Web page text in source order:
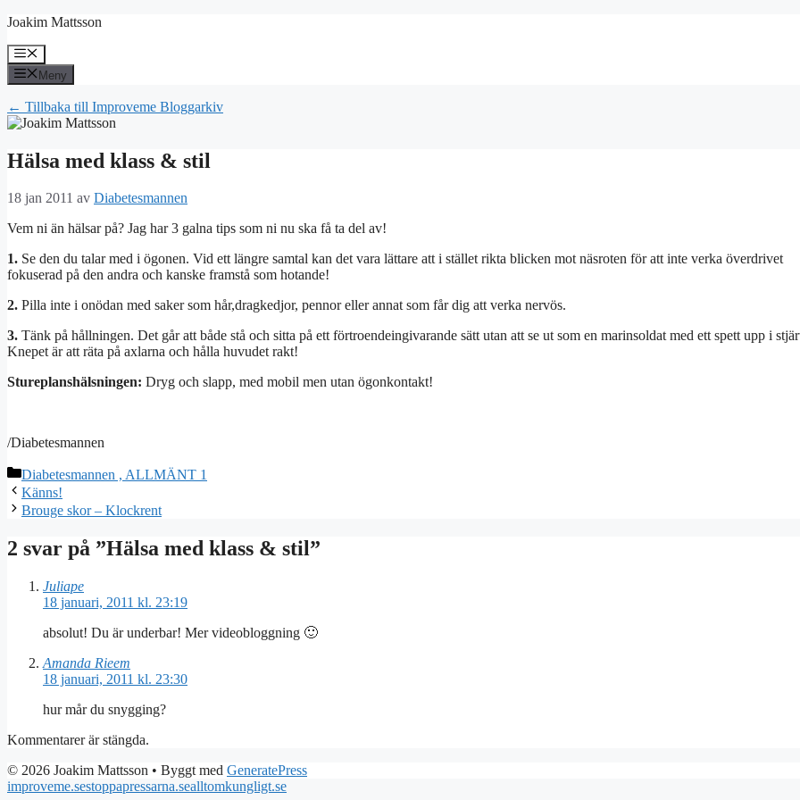
Hoppa
innehåll
Joakim Mattsson
Meny
Meny
← Tillbaka till Improveme Bloggarkiv
Hälsa med klass & stil
18 jan 2011 av Diabetesmannen
Vem ni än hälsar på? Jag har 3 galna tips som ni nu ska få ta del av!
1. Se den du talar med i ögonen. Vid ett längre samtal kan det vara lättare att i stället rikta blicken mot näsroten för att inte verka överdrivet
fokuserad på den andra och kanske framstå som hotande!
2. Pilla inte i onödan med saker som hår,dragkedjor, pennor eller annat som får dig att verka nervös.
3. Tänk på hållningen. Det går att både stå och sitta på ett förtroendeingivarande sätt utan att se ut som en marinsoldat med ett spett upp i
Knepet är att räta på axlarna och hålla huvudet rakt!
Stureplanshälsningen: Dryg och slapp, med mobil men utan ögonkontakt!
/Diabetesmannen
Kategorier
Diabetesmannen , ALLMÄNT 1
Känns!
Brouge skor – Klockrent
2 svar på ”Hälsa med klass & stil”
Juliape
18 januari, 2011 kl. 23:19
absolut! Du är underbar! Mer videobloggning 🙂
Amanda Rieem
18 januari, 2011 kl. 23:30
hur mår du snygging?
Kommentarer är stängda.
© 2026 Joakim Mattsson • Byggt med GeneratePress
improveme.sestoppapressarna.sealltomkungligt.se